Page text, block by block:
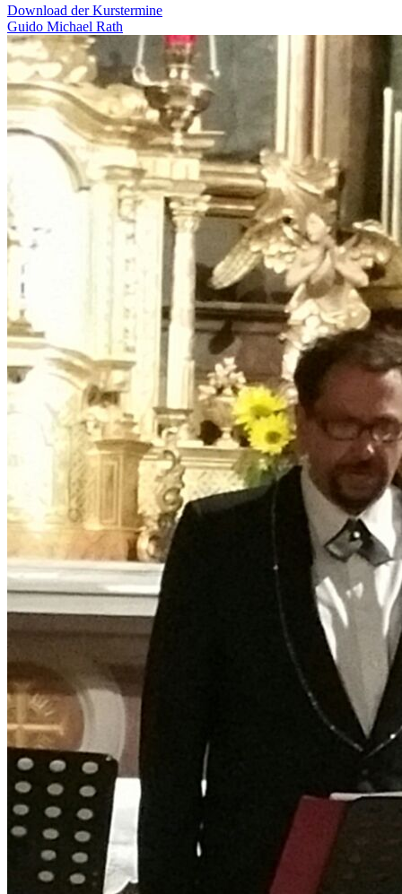
Download der Kurstermine
Guido Michael Rath